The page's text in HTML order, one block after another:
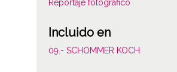
Reportaje fotográfico
Incluido en
09.- SCHOMMER KOCH